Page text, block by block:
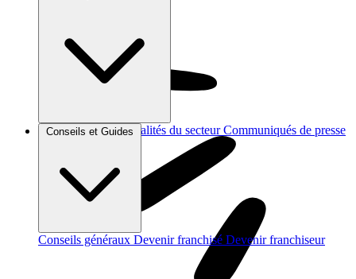
Brèves et actus Actualités du secteur Communiqués de presse
Conseils et Guides
Conseils généraux Devenir franchisé Devenir franchiseur